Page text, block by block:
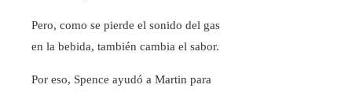
Pero, como se pierde el sonido del gas
en la bebida, también cambia el sabor.
Por eso, Spence ayudó a Martin para